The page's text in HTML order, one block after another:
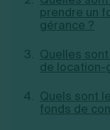
Création
prendre un
gérance ?
Quelles
de location-
Quels sont
fonds de